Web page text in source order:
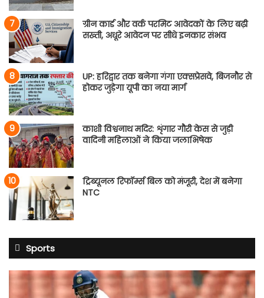
ग्रीन कार्ड और वर्क परमिट आवेदकों के लिए बढ़ी
सख्ती, अधूरे आवेदन पर सीधे इनकार संभव
UP: हरिद्वार तक बनेगा गंगा एक्सप्रेसवे, बिजनौर से
होकर जुड़ेगा यूपी का नया मार्ग
काशी विश्वनाथ मदिर: शृंगार गौरी केस से जुड़ी
वादिनी महिलाओं ने किया जलाभिषेक
ट्रिब्यूनल रिफॉर्म्स बिल को मंजूरी, देश में बनेगा
NTC
Sports
साई